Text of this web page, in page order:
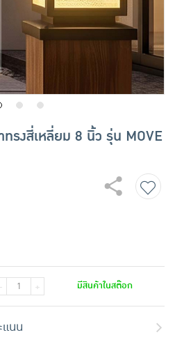
ทรงสี่เหลี่ยม 8 นิ้ว รุ่น MOVE
- + มีสินค้าในสต๊อก
นน